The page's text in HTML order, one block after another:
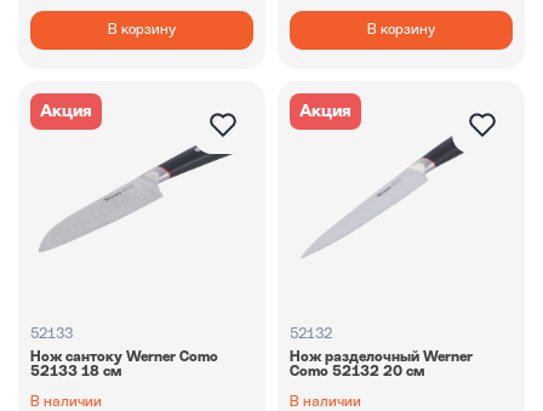
В корзину В корзину
Акция
52133
Нож сантоку Werner Como
52133 18 см
В наличии
Акция
52132
Нож разделочный Werner
Como 52132 20 см
В наличии